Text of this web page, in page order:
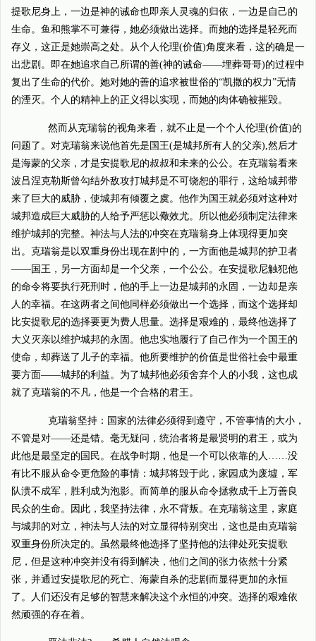
提歌尼身上，一边是神的诫命也即亲人灵魂的归依，一边是自己的
生命。鱼和熊掌不可兼得，她必须做出选择。而她的选择是轻死而
存义，这正是她崇高之处。从个人伦理(价值)角度来看，这的确是一
出悲剧。即在她追求自己所谓的善(神的诫命——埋葬哥哥)的过程中
复出了生命的代价。她对她的善的追求被世俗的“凯撒的权力”无情
的湮灭。个人的精神上的正义得以实现，而她的肉体确被摧毁。
然而从克瑞翁的视角来看，就不止是一个个人伦理(价值)的
问题了。对克瑞翁来说他首先是国王(是城邦所有人的父亲),然后才
是海蒙的父亲，才是安提歌尼的叔叔和未来的公公。在克瑞翁看来
波吕涅克勒斯曾勾结外敌攻打城邦是不可饶恕的罪行，这给城邦带
来了巨大的威胁，使城邦有倾覆之虞。他作为国王就必须对这种对
城邦造成巨大威胁的人给予严惩以儆效尤。所以他必须制定法律来
维护城邦的完整。神法与人法的冲突在克瑞翁身上体现得更加突
出。克瑞翁是以双重身份出现在剧中的，一方面他是城邦的护卫者
——国王，另一方面却是一个父亲，一个公公。在安提歌尼触犯他
的命令将要执行死刑时，他的手上一边是城邦的永固，一边却是亲
人的幸福。在这两者之间他同样必须做出一个选择，而这个选择却
比安提歌尼的选择要更为费人思量。选择是艰难的，最终他选择了
大义灭亲以维护城邦的永固。他忠实地履行了自己作为一个国王的
使命，却葬送了儿子的幸福。他所要维护的价值是世俗社会中最重
要方面——城邦的利益。为了城邦他必须舍弃个人的小我，这也成
就了克瑞翁的不凡，他是一个合格的君王。
克瑞翁坚持：国家的法律必须得到遵守，不管事情的大小，
不管是对——还是错。毫无疑问，统治者将是最贤明的君王，或为
此他是最坚定的国民。在战争时期，他是一个可以依靠的人……没
有比不服从命令更危险的事情：城邦将毁于此，家园成为废墟，军
队溃不成军，胜利成为泡影。而简单的服从命令拯救成千上万善良
民众的生命。因此，我坚持法律，永不背叛。在克瑞翁这里，家庭
与城邦的对立，神法与人法的对立显得特别突出，这也是由克瑞翁
双重身份所决定的。虽然最终他选择了坚持他的法律处死安提歌
尼，但是这种冲突并没有得到解决，他们之间的张力依然十分紧
张，并通过安提歌尼的死亡、海蒙自杀的悲剧而显得更加的永恒
了。人们还没有足够的智慧来解决这个永恒的冲突。选择的艰难依
然顽强的存在着。